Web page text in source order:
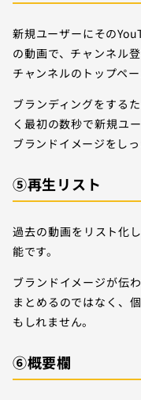
新規ユーザーにその
の動画で、チャンネル
チャンネルのトップペ
ブランディングをする
く最初の数秒で新規ユ
ブランドイメージをし
⑤再生リスト
過去の動画をリスト化
能です。
ブランドイメージが伝
まとめるのではなく、
もしれません。
⑥概要欄